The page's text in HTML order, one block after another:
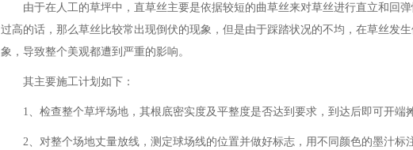
由于在人工的草坪中，直草丝主要是依据较短的曲草丝来对草丝进行直立和回
过高的话，那么草丝比较常出现倒伏的现象，但是由于踩踏状况的不均，在草丝发
象，导致整个美观都遭到严重的影响。
其主要施工计划如下：
1、检查整个草坪场地，其根底密实度及平整度是否达到要求，到达后即可开端
2、对整个场地丈量放线，测定球场线的位置并做好标志，用不同颜色的墨汁标